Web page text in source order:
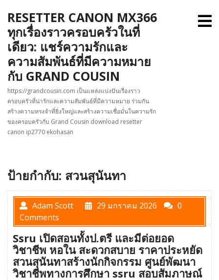
content
RESETTER CANON MX366
ทุกเรื่องราวครอบครัวในที่
เดียว: แชร์ความรักและ
ความสัมพันธ์ที่มีความหมาย
กับ GRAND COUSIN
https://grandcousin.com เป็นแหล่งแบ่งปันเรื่องราว
ครอบครัวที่น่ารักและความสัมพันธ์ที่มีความหมาย ร่วมกัน
สร้างความทรงจำที่ยิ่งใหญ่และสร้างความเชื่อมั่นในความรัก
ของครอบครัวกับ Grand Cousin download resetter
canon ip2770 ekohasan
ป้ายกำกับ: สวนสุนันทา
Adam Scott 29 มกราคม 2026
0
Comments
Ssru เปิดสอนทั้งป.ตรี และมีต่อยอด
วิชาชีพ หอใน สะดวกสบาย ราคาประหยัด
สวนสุนันทาสร้างนักกิจกรรม ศูนย์พัฒนา
วิชาชีพทางการศึกษา ssru สอบสัมภาษณ์